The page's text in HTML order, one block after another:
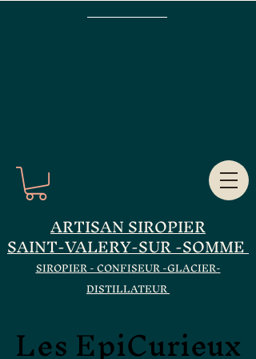
ARTISAN SIROPIER
SAINT-VALERY-SUR -SOMME
SIROPIER - CONFISEUR -GLACIER-
DISTILLATEUR
Les EpiCurieux
Les EpiCurieux